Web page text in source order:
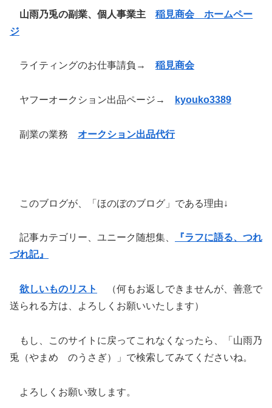
山雨乃兎の副業、個人事業主 稲見商会 ホームペー
ジ
ライティングのお仕事請負→ 稲見商会
ヤフーオークション出品ページ→ kyouko3389
副業の業務 オークション出品代行
このブログが、「ほのぼのブログ」である理由↓
記事カテゴリー、ユニーク随想集、
『ラフに語る、つれ
づれ記』
欲しいものリスト
（何もお返しできませんが、善意で
送られる方は、よろしくお願いいたします）
もし、このサイトに戻ってこれなくなったら、「山雨乃
兎（やまめ のうさぎ）」で検索してみてくださいね。
よろしくお願い致します。